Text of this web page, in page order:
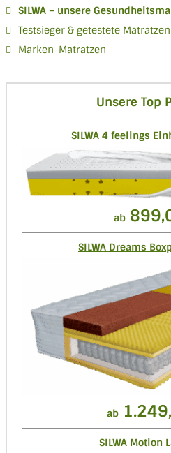
SILWA – unsere
Testsieger & getestete Matratzen
Marken-Matratzen
Unsere Top
SILWA 4 feelings
ab
SILWA Dreams
ab
SILWA Motion